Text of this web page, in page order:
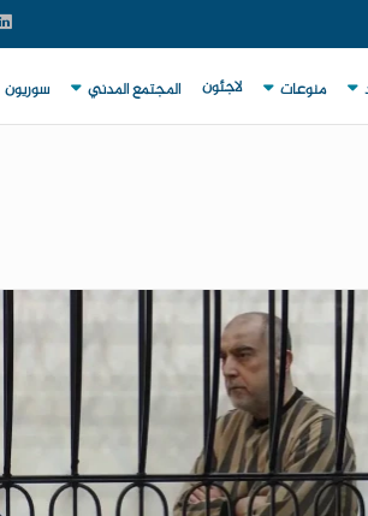
منوعات لاجئون المجتمع المدني سوريون